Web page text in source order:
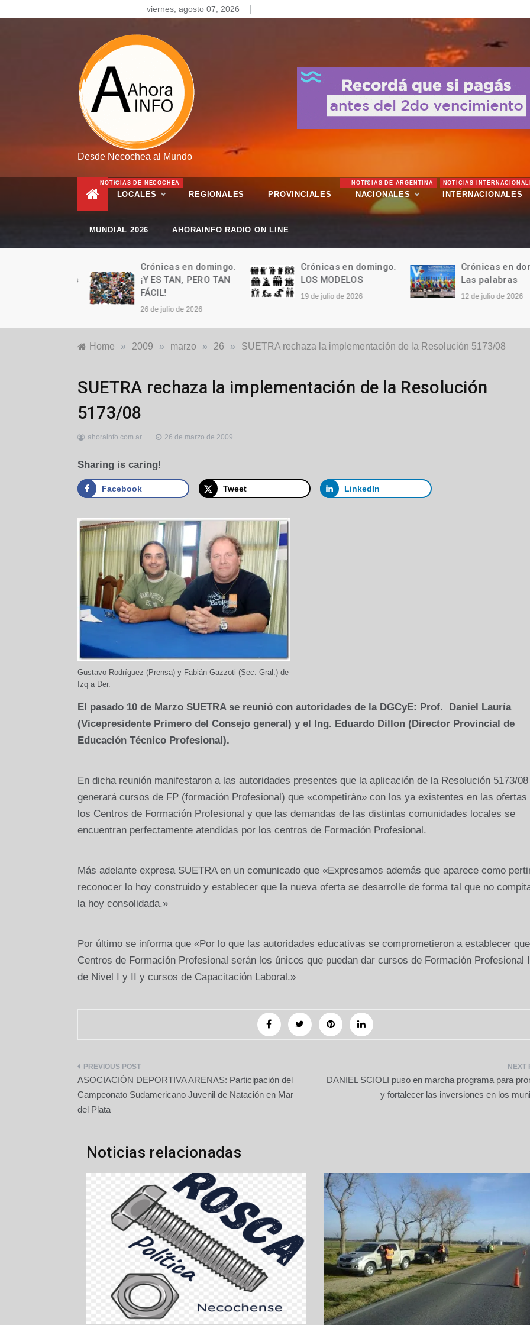
to
viernes, agosto 07, 2026
Desde Necochea al Mundo
LOCALES
NOTICIAS DE NECOCHEA
REGIONALES PROVINCIALES NACIONALES
NOTICIAS DE ARGENTINA
INTERNACIONALES
NOTICIAS
MUNDIAL 2026 AHORAINFO RADIO ON LINE
Crónicas en domingo.
¡Y ES TAN, PERO TAN
FÁCIL!
26 de julio de 2026
Crónicas en domingo.
LOS MODELOS
19 de julio de 2026
Crónicas en
Las palabras
12 de julio de 2026
Home » 2009 » marzo » 26 » SUETRA rechaza la implementación de la Resolución 5173/08
Locales
SUETRA rechaza la implementación de la Resolución
5173/08
ahorainfo.com.ar 26 de marzo de 2009
Sharing is caring!
Facebook Tweet LinkedIn
Gustavo Rodríguez (Prensa) y Fabián Gazzoti (Sec. Gral.) de
Izq a Der.
El pasado 10 de Marzo SUETRA se reunió con autoridades de la DGCyE: Prof. Daniel Lauría
(Vicepresidente Primero del Consejo general) y el Ing. Eduardo Dillon (Director Provincial de
Educación Técnico Profesional).
En dicha reunión manifestaron a las autoridades presentes que la aplicación de la Resolución 5173/08
generará cursos de FP (formación Profesional) que «competirán» con los ya existentes en las ofertas
los Centros de Formación Profesional y que las demandas de las distintas comunidades locales se
encuentran perfectamente atendidas por los centros de Formación Profesional.
Más adelante expresa SUETRA en un comunicado que «Expresamos además que aparece como
reconocer lo hoy construido y establecer que la nueva oferta se desarrolle de forma tal que no
la hoy consolidada.»
Por último se informa que «Por lo que las autoridades educativas se comprometieron a establecer
Centros de Formación Profesional serán los únicos que puedan dar cursos de Formación Profesional
de Nivel I y II y cursos de Capacitación Laboral.»
Navegación
de
entradas
ASOCIACIÓN DEPORTIVA ARENAS: Participación del
Campeonato Sudamericano Juvenil de Natación en Mar
del Plata
DANIEL SCIOLI puso en marcha programa para
y fortalecer las inversiones en los
Noticias relacionadas